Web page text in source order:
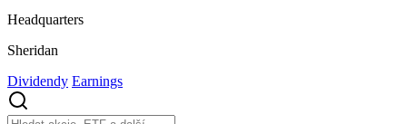
Headquarters
Sheridan
Dividendy Earnings